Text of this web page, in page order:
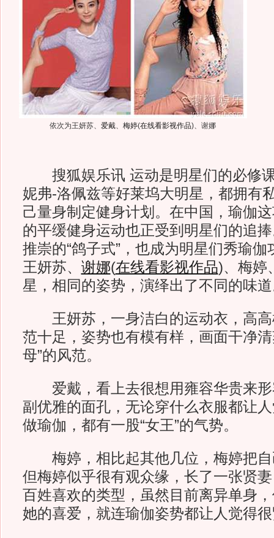
依次为王妍苏、 爱戴、 梅婷(在线看影视作品)、谢娜
搜狐娱乐讯 运动是明星们的必修
妮弗-洛佩兹等好莱坞大明星，都拥有
己量身制定健身计划。在中国，瑜伽
的平缓健身运动也正受到明星们的追
推崇的“鸽子式”，也成为明星们秀瑜
王妍苏、 谢娜(在线看影视作品)、梅婷
星，相同的姿势，演绎出了不同的味
王妍苏，一身洁白的运动衣，高高
范十足，姿势也有模有样，画面干净
母”的风范。
爱戴，看上去很想用雍容华贵来形
副优雅的面孔，无论穿什么衣服都让
做瑜伽，都有一股“女王”的气势。
梅婷，相比起其他几位，梅婷把自
但梅婷似乎很有观众缘，长了一张贤
百姓喜欢的类型，虽然目前离异单身
她的喜爱，就连瑜伽姿势都让人觉得